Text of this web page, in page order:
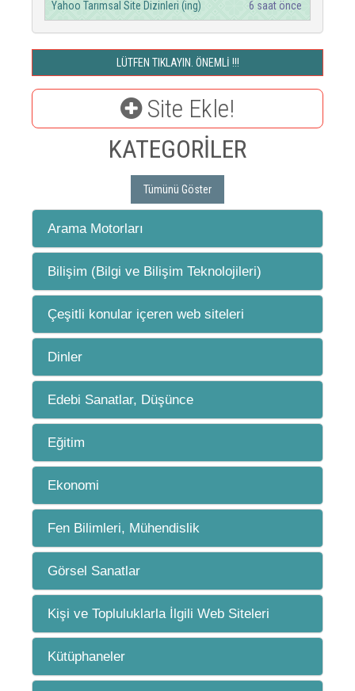
Yahoo Tarımsal Site Dizinleri (ing) 6 saat önce
LÜTFEN TIKLAYIN. ÖNEMLİ !!!
Site Ekle!
KATEGORİLER
Tümünü Göster
Arama Motorları
Bilişim (Bilgi ve Bilişim Teknolojileri)
Çeşitli konular içeren web siteleri
Dinler
Edebi Sanatlar, Düşünce
Eğitim
Ekonomi
Fen Bilimleri, Mühendislik
Görsel Sanatlar
Kişi ve Topluluklarla İlgili Web Siteleri
Kütüphaneler